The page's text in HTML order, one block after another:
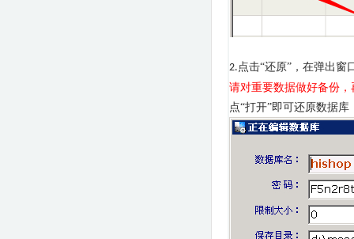
2.点击“还原”，在弹出窗
请对重要数据做好备份
点“打开”即可还原数据